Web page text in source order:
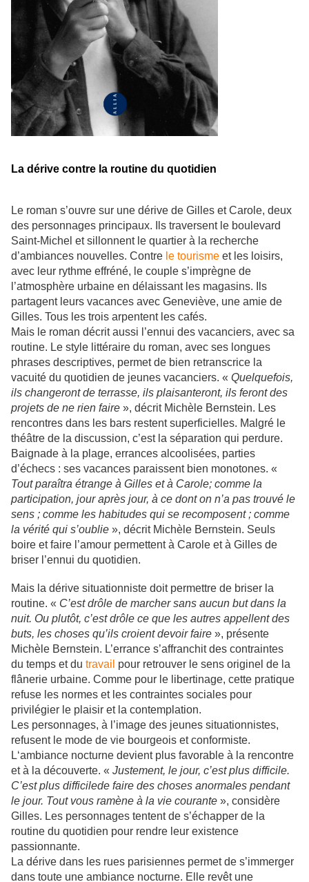
La dérive contre la routine du quotidien
Le roman s’ouvre sur une dérive de Gilles et Carole, deux
des personnages principaux. Ils traversent le boulevard
Saint-Michel et sillonnent le quartier à la recherche
d’ambiances nouvelles. Contre le tourisme et les loisirs,
avec leur rythme effréné, le couple s’imprègne de
l’atmosphère urbaine en délaissant les magasins. Ils
partagent leurs vacances avec Geneviève, une amie de
Gilles. Tous les trois arpentent les cafés.
Mais le roman décrit aussi l’ennui des vacanciers, avec sa
routine. Le style littéraire du roman, avec ses longues
phrases descriptives, permet de bien retranscrice la
vacuité du quotidien de jeunes vacanciers. « Quelquefois,
ils changeront de terrasse, ils plaisanteront, ils feront des
projets de ne rien faire », décrit Michèle Bernstein. Les
rencontres dans les bars restent superficielles. Malgré le
théâtre de la discussion, c’est la séparation qui perdure.
Baignade à la plage, errances alcoolisées, parties
d’échecs : ses vacances paraissent bien monotones. «
Tout paraîtra étrange à Gilles et à Carole; comme la
participation, jour après jour, à ce dont on n’a pas trouvé le
sens ; comme les habitudes qui se recomposent ; comme
la vérité qui s’oublie », décrit Michèle Bernstein. Seuls
boire et faire l’amour permettent à Carole et à Gilles de
briser l’ennui du quotidien.
Mais la dérive situationniste doit permettre de briser la
routine. « C’est drôle de marcher sans aucun but dans la
nuit. Ou plutôt, c’est drôle ce que les autres appellent des
buts, les choses qu’ils croient devoir faire », présente
Michèle Bernstein. L’errance s’affranchit des contraintes
du temps et du travail pour retrouver le sens originel de la
flânerie urbaine. Comme pour le libertinage, cette pratique
refuse les normes et les contraintes sociales pour
privilégier le plaisir et la contemplation.
Les personnages, à l’image des jeunes situationnistes,
refusent le mode de vie bourgeois et conformiste.
L‘ambiance nocturne devient plus favorable à la rencontre
et à la découverte. « Justement, le jour, c’est plus difficile.
C’est plus difficilede faire des choses anormales pendant
le jour. Tout vous ramène à la vie courante », considère
Gilles. Les personnages tentent de s’échapper de la
routine du quotidien pour rendre leur existence
passionnante.
La dérive dans les rues parisiennes permet de s’immerger
dans toute une ambiance nocturne. Elle revêt une